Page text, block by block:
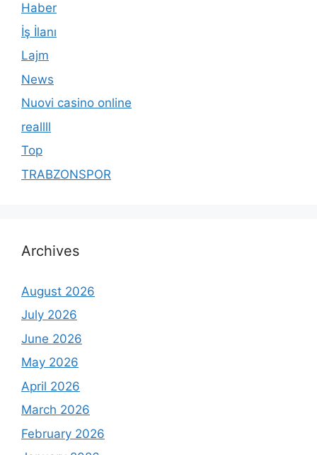
Haber
İş İlanı
Lajm
News
Nuovi casino online
reallll
Top
TRABZONSPOR
Archives
August 2026
July 2026
June 2026
May 2026
April 2026
March 2026
February 2026